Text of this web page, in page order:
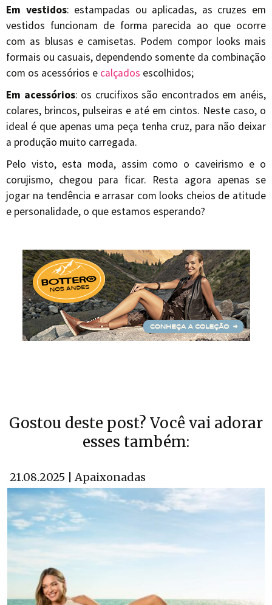
Em vestidos: estampadas ou aplicadas, as cruzes em
vestidos funcionam de forma parecida ao que ocorre
com as blusas e camisetas. Podem compor looks mais
formais ou casuais, dependendo somente da combinação
com os acessórios e calçados escolhidos;
Em acessórios: os crucifixos são encontrados em anéis,
colares, brincos, pulseiras e até em cintos. Neste caso, o
ideal é que apenas uma peça tenha cruz, para não deixar
a produção muito carregada.
Pelo visto, esta moda, assim como o caveirismo e o
corujismo, chegou para ficar. Resta agora apenas se
jogar na tendência e arrasar com looks cheios de atitude
e personalidade, o que estamos esperando?
Gostou deste post? Você vai adorar
esses também:
21.08.2025 | Apaixonadas